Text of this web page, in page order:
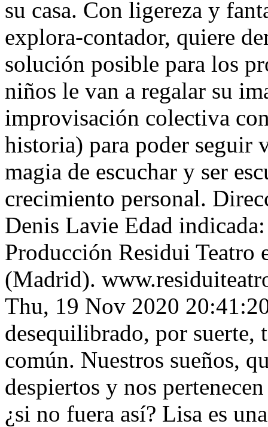
su casa. Con ligereza y
explora-contador, quiere
solución posible para los
niños le van a regalar su
improvisación colectiva
historia) para poder seguir
magia de escuchar y ser
crecimiento personal.
Denis Lavie Edad
Producción Residui
(Madrid).
Thu, 19 Nov 2020
desequilibrado, por
común. Nuestros sueños,
despiertos y nos
¿si no fuera así? Lisa es